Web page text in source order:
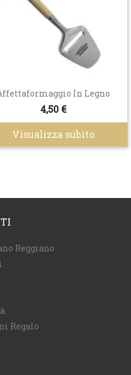
In Legno
4,50 €
Visualizza subito
Reggiano
Regalo